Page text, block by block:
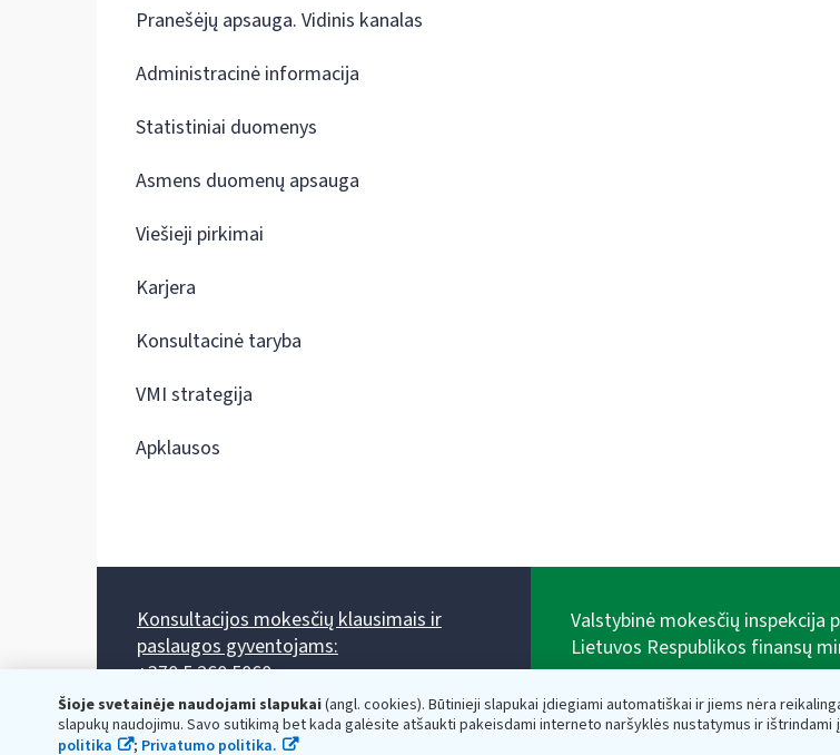
Šioje svetainėje naudojami slapukai(angl. cookies). Būtinieji slapukai įdiegiami automatiškai ir jiems nėra
slapukų naudojimu. Savo sutikimą bet kada galėsite atšaukti pakeisdami interneto naršyklės nustatymus ir ištrindami
politika
; Privatumo politika.
Pranešėjų apsauga. Vidinis kanalas
Administracinė informacija
Statistiniai duomenys
Asmens duomenų apsauga
Viešieji pirkimai
Karjera
Konsultacinė taryba
VMI strategija
Apklausos
Konsultacijos mokesčių klausimais ir
paslaugos gyventojams:
+370 5 260 5060
Darbo laikas: I-IV 8.00-17.00, V 8.00-15.45.
Prieššventinę dieną - viena valanda trumpiau.
Kiekvieno mėnesio antrą penktadienį 8.00 val. - 12.00 val.
Valstybinė mokesčių inspekcija
Lietuvos Respublikos finansų
adresas: Vasario 16-osios g. 14, 01107
el.paštas:vmi@vmi.lt, E. pristatymo dėžutės